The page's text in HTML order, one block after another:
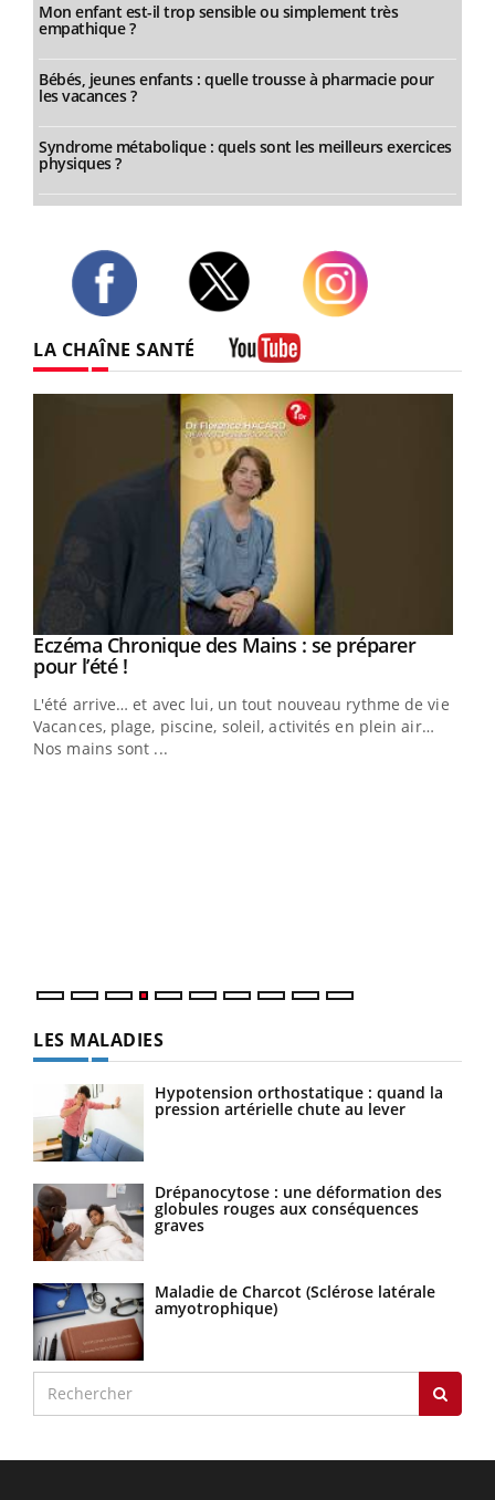
Mon enfant est-il trop sensible ou simplement très
empathique ?
Bébés, jeunes enfants : quelle trousse à pharmacie pour
les vacances ?
Syndrome métabolique : quels sont les meilleurs exercices
physiques ?
LA CHAÎNE SANTÉ
Youtube
Eczéma Chronique des Mains : se préparer
pour l’été !Youtube
L'été arrive… et avec lui, un tout nouveau rythme de vie !
Vacances, plage, piscine, soleil, activités en plein air…
Nos mains sont ...
LES MALADIES
Hypotension orthostatique : quand la
pression artérielle chute au lever
Drépanocytose : une déformation des
globules rouges aux conséquences
graves
Maladie de Charcot (Sclérose latérale
amyotrophique)